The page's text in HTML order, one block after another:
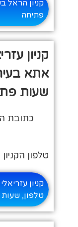
קניון הראל
פתיחה
קניון
אתא
שעות
טלפון הקניון - 04-
קניון
טלפון,